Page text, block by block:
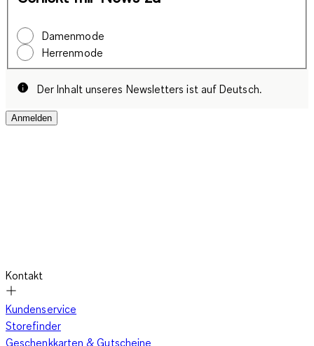
Damenmode
Herrenmode
Der Inhalt unseres Newsletters ist auf Deutsch.
Anmelden
Kontakt
Kundenservice
Storefinder
Geschenkkarten & Gutscheine